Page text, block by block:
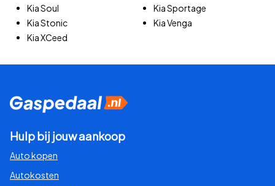
Kia Soul
Kia Sportage
Kia Stonic
Kia Venga
Kia XCeed
Hulp bij jouw aankoop
Auto kopen
Autokosten